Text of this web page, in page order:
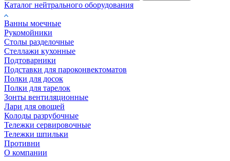
Каталог нейтрального оборудования
Ванны моечные
Рукомойники
Столы разделочные
Стеллажи кухонные
Подтоварники
Подставки для пароконвектоматов
Полки для досок
Полки для тарелок
Зонты вентиляционные
Лари для овощей
Колоды разрубочные
Тележки сервировочные
Тележки шпильки
Противни
О компании